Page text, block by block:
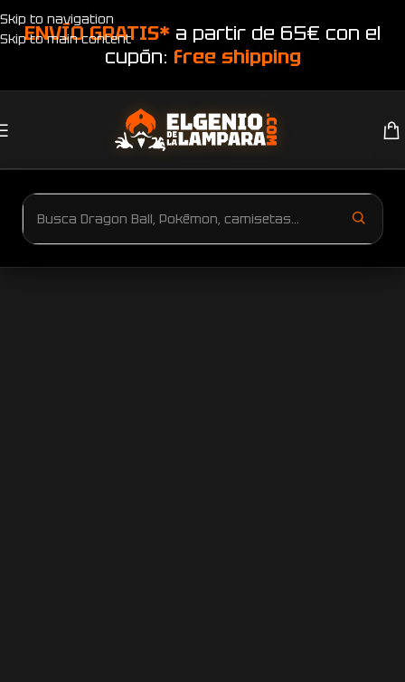
Skip to navigation
Skip to main content
ENVÍO GRATIS* a partir de 65€ con el
cupón: free shipping